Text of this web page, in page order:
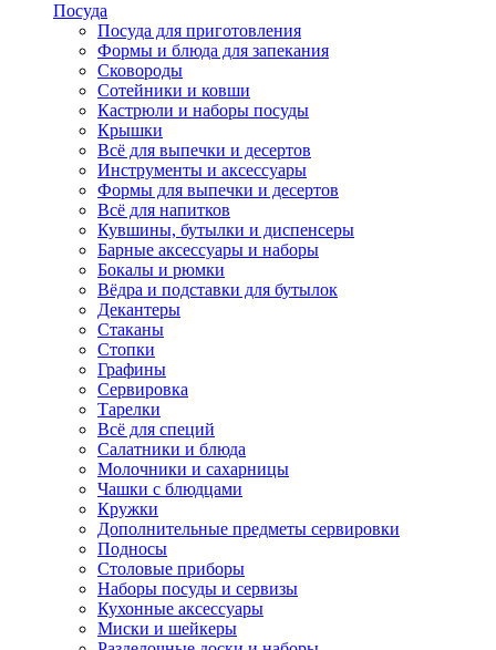
Посуда
Посуда для приготовления
Формы и блюда для запекания
Сковороды
Сотейники и ковши
Кастрюли и наборы посуды
Крышки
Всё для выпечки и десертов
Инструменты и аксессуары
Формы для выпечки и десертов
Всё для напитков
Кувшины, бутылки и диспенсеры
Барные аксессуары и наборы
Бокалы и рюмки
Вёдра и подставки для бутылок
Декантеры
Стаканы
Стопки
Графины
Сервировка
Тарелки
Всё для специй
Салатники и блюда
Молочники и сахарницы
Чашки с блюдцами
Кружки
Дополнительные предметы сервировки
Подносы
Столовые приборы
Наборы посуды и сервизы
Кухонные аксессуары
Миски и шейкеры